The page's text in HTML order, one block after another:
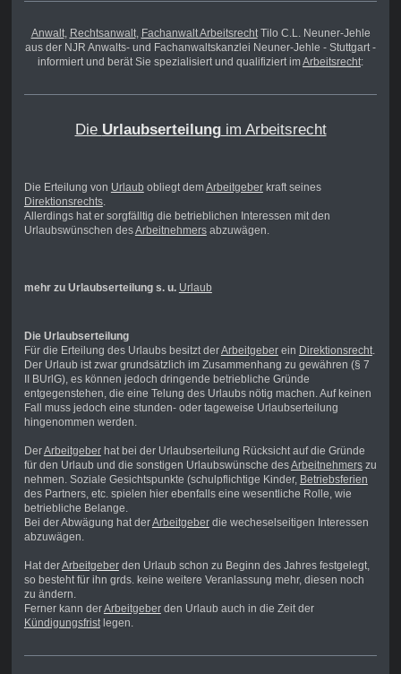
Anwalt, Rechtsanwalt, Fachanwalt ArbeitsrechtTilo C.L. Neuner-Jehle
aus der NJR Anwalts- und Fachanwaltskanzlei Neuner-Jehle - Stuttgart -
informiert und berät Sie spezialisiert und qualifiziert imArbeitsrecht:
Die Urlaubserteilungim Arbeitsrecht
Die Erteilung von Urlaub obliegt demArbeitgeberkraft seines
Direktionsrechts.
Allerdings hat er sorgfälltig die betrieblichen Interessen mit den
Urlaubswünschen desArbeitnehmersabzuwägen.
mehr zu Urlaubserteilung s. u. Urlaub
Die Urlaubserteilung
Für die Erteilung des Urlaubs besitzt derArbeitgeberein Direktionsrecht.
Der Urlaub ist zwar grundsätzlich im Zusammenhang zu gewähren (§ 7
II BUrlG), es können jedoch dringende betriebliche Gründe
entgegenstehen, die eine Telung des Urlaubs nötig machen. Auf keinen
Fall muss jedoch eine stunden- oder tageweise Urlaubserteilung
hingenommen werden.
DerArbeitgeberhat bei der Urlaubserteilung Rücksicht auf die Gründe
für den Urlaub und die sonstigen Urlaubswünsche desArbeitnehmerszu
nehmen. Soziale Gesichtspunkte (schulpflichtige Kinder, Betriebsferien
des Partners, etc. spielen hier ebenfalls eine wesentliche Rolle, wie
betriebliche Belange.
Bei der Abwägung hat derArbeitgeberdie wecheselseitigen Interessen
abzuwägen.
Hat derArbeitgeberden Urlaub schon zu Beginn des Jahres festgelegt,
so besteht für ihn grds. keine weitere Veranlassung mehr, diesen noch
zu ändern.
Ferner kann derArbeitgeberden Urlaub auch in die Zeit der
Kündigungsfristlegen.